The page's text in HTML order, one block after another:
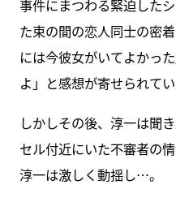
事件にまつわる緊迫した
た束の間の恋人同士の密
には今彼女がいてよかっ
よ」と感想が寄せられてい
しかしその後、淳一は聞
セル付近にいた不審者の
淳一は激しく動揺し…。